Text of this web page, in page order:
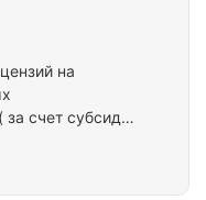
на
счет субсидии